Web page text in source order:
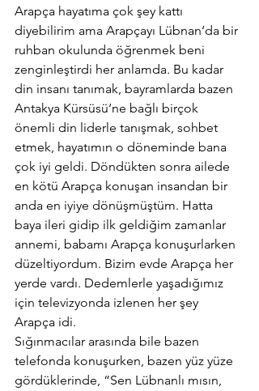
Arapça hayatıma çok şey kattı
diyebilirim ama Arapçayı Lübnan‘da bir
ruhban okulunda öğrenmek beni
zenginleştirdi her anlamda. Bu kadar
din insanı tanımak, bayramlarda bazen
Antakya Kürsüsü‘ne bağlı birçok
önemli din liderle tanışmak, sohbet
etmek, hayatımın o döneminde bana
çok iyi geldi. Döndükten sonra ailede
en kötü Arapça konuşan insandan bir
anda en iyiye dönüşmüştüm. Hatta
baya ileri gidip ilk geldiğim zamanlar
annemi, babamı Arapça konuşurlarken
düzeltiyordum. Bizim evde Arapça her
yerde vardı. Dedemlerle yaşadığımız
için televizyonda izlenen her şey
Arapça idi.
Sığınmacılar arasında bile bazen
telefonda konuşurken, bazen yüz yüze
gördüklerinde, “Sen Lübnanlı mısın,